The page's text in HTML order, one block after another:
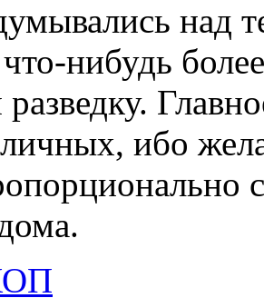
над
нибудь
разведку.
ибо